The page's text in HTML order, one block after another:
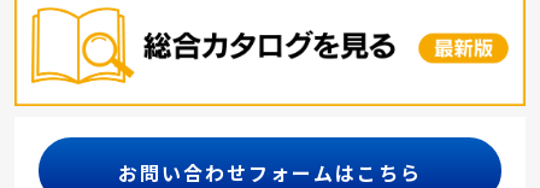
お問い合わせフォームはこちら